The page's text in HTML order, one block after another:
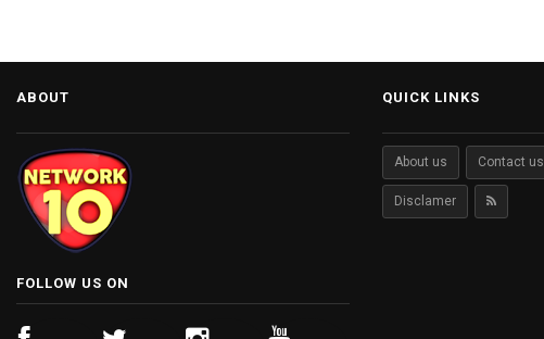
ABOUT
FOLLOW US ON
QUICK LINKS
About us Contact us
Disclamer